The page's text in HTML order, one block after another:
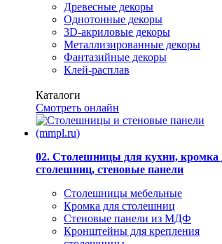
Древесные декоры
Однотонные декоры
3D-акриловые декоры
Металлизированные декоры
Фантазийные декоры
Клей-расплав
Каталоги
Смотреть онлайн
02. Столешницы для кухни, кромка
столешниц, стеновые панели
Столешницы мебельные
Кромка для столешниц
Стеновые панели из МДФ
Кронштейны для крепления